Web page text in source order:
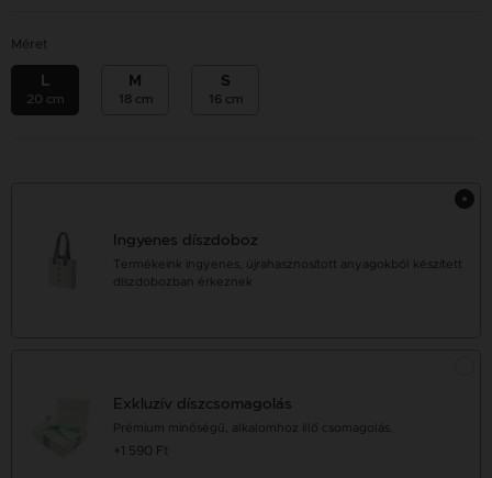
Méret
L
20 cm
M
18 cm
S
16 cm
Ingyenes díszdoboz
Termékeink ingyenes, újrahasznosított anyagokból készített
díszdobozban érkeznek
Exkluzív díszcsomagolás
Prémium minőségű, alkalomhoz illő csomagolás.
+1 590 Ft